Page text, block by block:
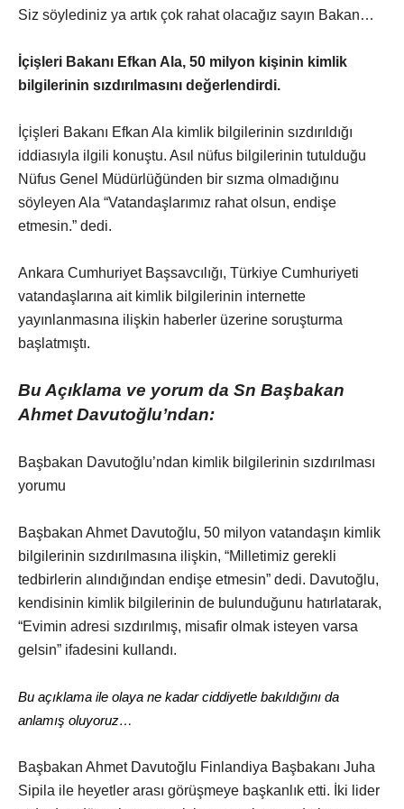
Siz söylediniz ya artık çok rahat olacağız sayın Bakan…
İçişleri Bakanı Efkan Ala, 50 milyon kişinin kimlik
bilgilerinin sızdırılmasını değerlendirdi.
İçişleri Bakanı Efkan Ala kimlik bilgilerinin sızdırıldığı
iddiasıyla ilgili konuştu. Asıl nüfus bilgilerinin tutulduğu
Nüfus Genel Müdürlüğünden bir sızma olmadığınu
söyleyen Ala “Vatandaşlarımız rahat olsun, endişe
etmesin.” dedi.
Ankara Cumhuriyet Başsavcılığı, Türkiye Cumhuriyeti
vatandaşlarına ait kimlik bilgilerinin internette
yayınlanmasına ilişkin haberler üzerine soruşturma
başlatmıştı.
Bu Açıklama ve yorum da Sn Başbakan
Ahmet Davutoğlu’ndan:
Başbakan Davutoğlu’ndan kimlik bilgilerinin sızdırılması
yorumu
Başbakan Ahmet Davutoğlu, 50 milyon vatandaşın kimlik
bilgilerinin sızdırılmasına ilişkin, “Milletimiz gerekli
tedbirlerin alındığından endişe etmesin” dedi. Davutoğlu,
kendisinin kimlik bilgilerinin de bulunduğunu hatırlatarak,
“Evimin adresi sızdırılmış, misafir olmak isteyen varsa
gelsin” ifadesini kullandı.
Bu açıklama ile olaya ne kadar ciddiyetle bakıldığını da
anlamış oluyoruz…
Başbakan Ahmet Davutoğlu Finlandiya Başbakanı Juha
Sipila ile heyetler arası görüşmeye başkanlık etti. İki lider